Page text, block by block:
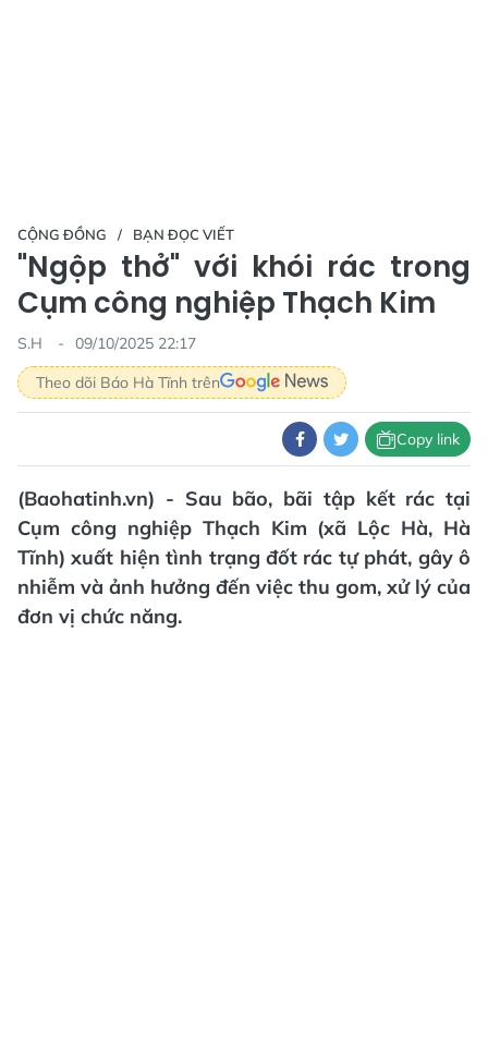
CỘNG ĐỒNG BẠN ĐỌC VIẾT
"Ngộp thở" với khói rác trong
Cụm công nghiệp Thạch Kim
S.H
09/10/2025 22:17
Theo dõi Báo Hà Tĩnh trên
Copy link
(Baohatinh.vn) - Sau bão, bãi tập kết rác tại
Cụm công nghiệp Thạch Kim (xã Lộc Hà, Hà
Tĩnh) xuất hiện tình trạng đốt rác tự phát, gây ô
nhiễm và ảnh hưởng đến việc thu gom, xử lý của
đơn vị chức năng.